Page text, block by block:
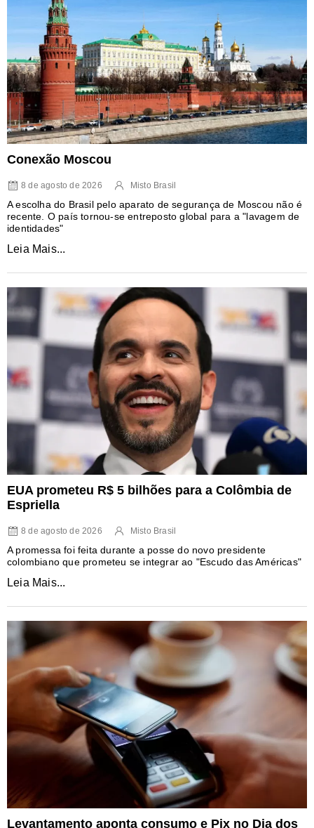
Conexão Moscou
8 de agosto de 2026 Misto Brasil
A escolha do Brasil pelo aparato de segurança de Moscou não é
recente. O país tornou-se entreposto global para a "lavagem de
identidades"
Leia Mais...
EUA prometeu R$ 5 bilhões para a Colômbia de
Espriella
8 de agosto de 2026 Misto Brasil
A promessa foi feita durante a posse do novo presidente
colombiano que prometeu se integrar ao "Escudo das Américas"
Leia Mais...
Levantamento aponta consumo e Pix no Dia dos